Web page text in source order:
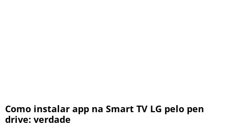
Como instalar app na Smart TV LG pelo pen
drive: verdade